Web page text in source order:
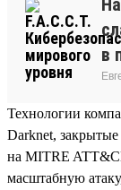
в
Технологии
Darknet,
на MITRE
масштабную